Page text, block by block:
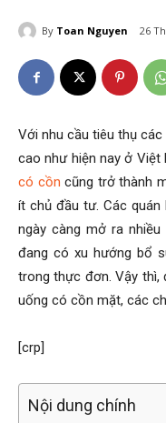
By Toan Nguyen 26
Với nhu cầu tiêu thụ
cao như hiện nay ở Việt
có cồn cũng trở thành
ít chủ đầu tư. Các quán
ngày càng mở ra
đang có xu hướng bổ
trong thực đơn. Vậy thì,
uống có cồn mặt, các
[crp]
Nội dung chính